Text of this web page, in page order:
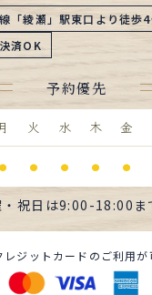
「綾瀬」駅東口より徒歩
済OK
予約優先
火 水 木 金
⚫︎ ⚫︎ ⚫︎ ⚫︎ ⚫︎
祝日は9:00-18:00ま
ジットカードのご利用が